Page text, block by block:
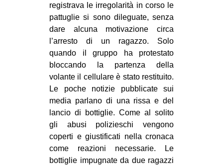
registrava le irregolarità in corso le
pattuglie si sono dileguate, senza
dare alcuna motivazione circa
l’arresto di un ragazzo. Solo
quando il gruppo ha protestato
bloccando la partenza della
volante il cellulare è stato restituito.
Le poche notizie pubblicate sui
media parlano di una rissa e del
lancio di bottiglie. Come al solito
gli abusi polizieschi vengono
coperti e giustificati nella cronaca
come reazioni necessarie. Le
bottiglie impugnate da due ragazzi